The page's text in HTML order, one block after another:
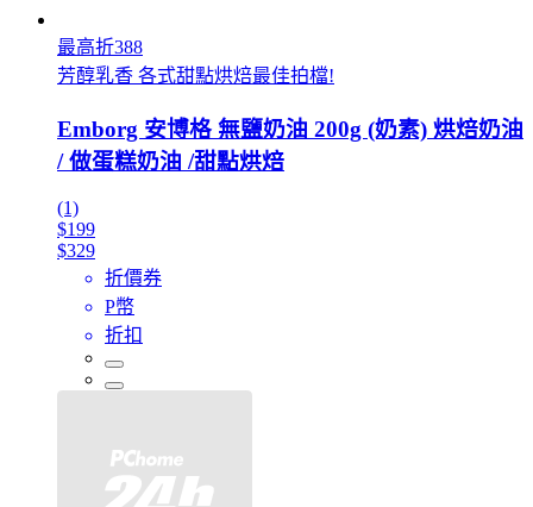
最高折388
芳醇乳香 各式甜點烘焙最佳拍檔!
Emborg 安博格 無鹽奶油 200g (奶素) 烘焙奶油
/ 做蛋糕奶油 /甜點烘焙
(1)
$199
$329
折價券
P幣
折扣